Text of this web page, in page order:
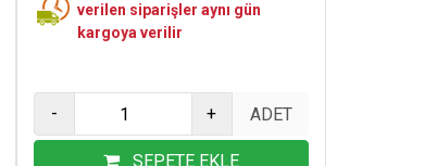
verilen siparişler aynı gün
kargoya verilir
- +
SEPETE EKLE